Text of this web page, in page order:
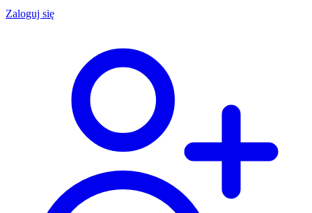
Zaloguj się